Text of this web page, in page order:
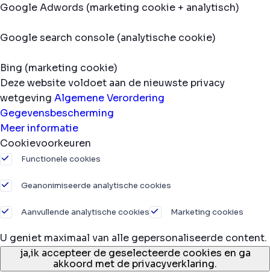
Google Adwords (marketing cookie + analytisch)
Google search console (analytische cookie)
Bing (marketing cookie)
Deze website voldoet aan de nieuwste privacy
wetgeving Algemene Verordering
Gegevensbescherming
Meer informatie
Cookievoorkeuren
Functionele cookies
Geanonimiseerde analytische cookies
Aanvullende analytische cookies Marketing cookies
U geniet maximaal van alle gepersonaliseerde content.
ja,ik accepteer de geselecteerde cookies en ga
akkoord met de privacyverklaring.